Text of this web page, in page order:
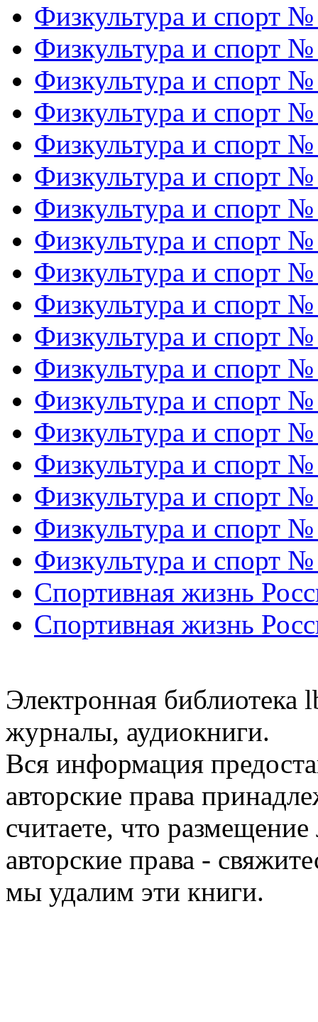
Физкультура и спорт
Физкультура и спорт
Физкультура и спорт
Физкультура и спорт
Физкультура и спорт
Физкультура и спорт
Физкультура и спорт
Физкультура и спорт
Физкультура и спорт
Физкультура и спорт
Физкультура и спорт
Физкультура и спорт
Физкультура и спорт
Физкультура и спорт
Физкультура и спорт
Физкультура и спорт
Физкультура и спорт
Физкультура и спорт
Спортивная жизнь
Спортивная жизнь
Электронная библиотека
журналы, аудиокниги.
Вся информация
авторские права
считаете, что
авторские права -
мы удалим эти книги.